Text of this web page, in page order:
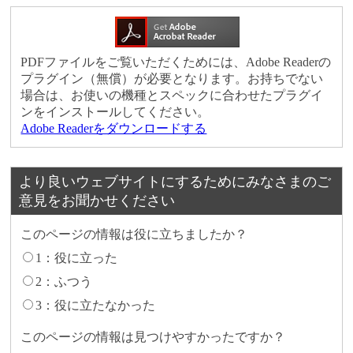
PDFファイルをご覧いただくためには、Adobe Readerの
プラグイン（無償）が必要となります。お持ちでない
場合は、お使いの機種とスペックに合わせたプラグイ
ンをインストールしてください。
Adobe Readerをダウンロードする
より良いウェブサイトにするためにみなさまのご
意見をお聞かせください
このページの情報は役に立ちましたか？
1：役に立った
2：ふつう
3：役に立たなかった
このページの情報は見つけやすかったですか？